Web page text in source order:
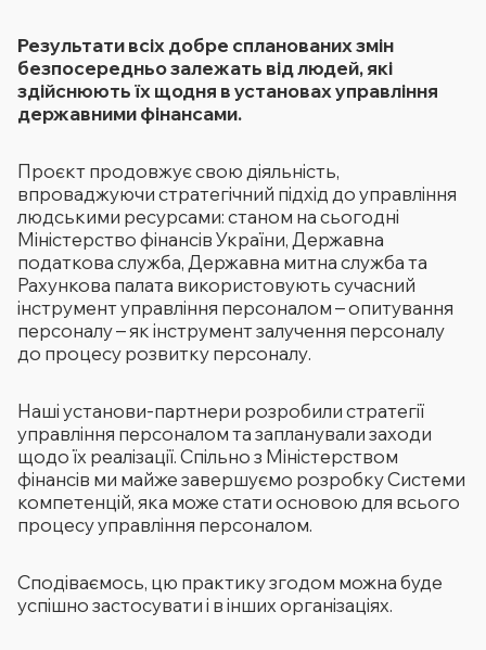
Результати всіх добре спланованих змін
безпосередньо залежать від людей, які
здійснюють їх щодня в установах управління
державними фінансами.
Проєкт продовжує свою діяльність,
впроваджуючи стратегічний підхід до управління
людськими ресурсами: станом на сьогодні
Міністерство фінансів України, Державна
податкова служба, Державна митна служба та
Рахункова палата використовують сучасний
інструмент управління персоналом – опитування
персоналу – як інструмент залучення персоналу
до процесу розвитку персоналу.
Наші установи-партнери розробили стратегії
управління персоналом та запланували заходи
щодо їх реалізації. Спільно з Міністерством
фінансів ми майже завершуємо розробку Системи
компетенцій, яка може стати основою для всього
процесу управління персоналом.
Сподіваємось, цю практику згодом можна буде
успішно застосувати і в інших організаціях.